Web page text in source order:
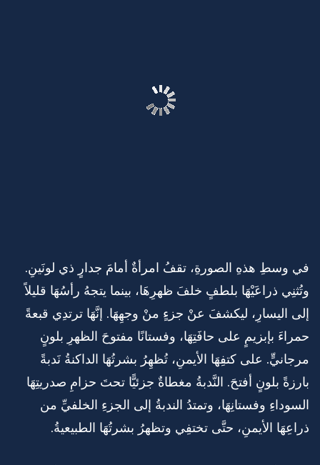
في وسطِ هذهِ الصورةِ، تقفُ امرأةٌ أمامَ جدارٍ ذي لونَينِ.
وتُثنِي ذراعَيْهَا بلطفٍ خلفَ ظهرِهَا، بينما يتجهُ رأسُهَا قليلاً
إلى اليسارِ، ليكشفَ عنْ جزءٍ منْ وجهِهَا. إنَّهَا ترتدِي قبعةً
حمراءَ بإبزيمٍ على حافَتِهَا، وفستانًا مفتوحَ الظهرِ بلونٍ
مرجانيٍّ. على كتفِهَا الأيمنِ، تُظهِرُ بشرتُهَا الداكنةُ نَدبةً
بارزةً بلونٍ أفتحَ. النَّدبةُ مغطاةٌ جزئيًّا تحتَ حزامِ صدريتِهَا
السوداءِ وفستانِهَا، وتمتدُ الندبةُ إلى الجزءِ الخلفيِّ من
ذراعِهَا الأيمنِ، حتَّى تختفِي وتظهرُ بشرتُهَا الطبيعيةُ.